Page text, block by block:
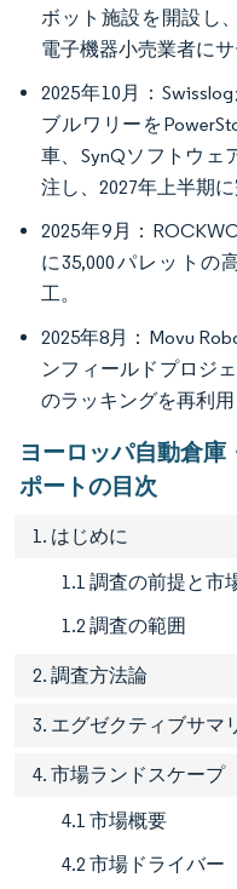
ボット施設を開設し
電子機器小売業者にサ
2025年10月：
ブルワリーを
車、SynQソフトウェ
注し、2027年上半期に
2025年9月：
に35,000パレットの
工。
2025年8月：Movu
ンフィールドプロジ
のラッキングを再利用
ヨーロッパ自動倉庫
ポートの目次
1. はじめに
1.1 調査の前提と市
1.2 調査の範囲
2. 調査方法論
3. エグゼクティブサマ
4. 市場ランドスケープ
4.1 市場概要
4.2 市場ドライバー